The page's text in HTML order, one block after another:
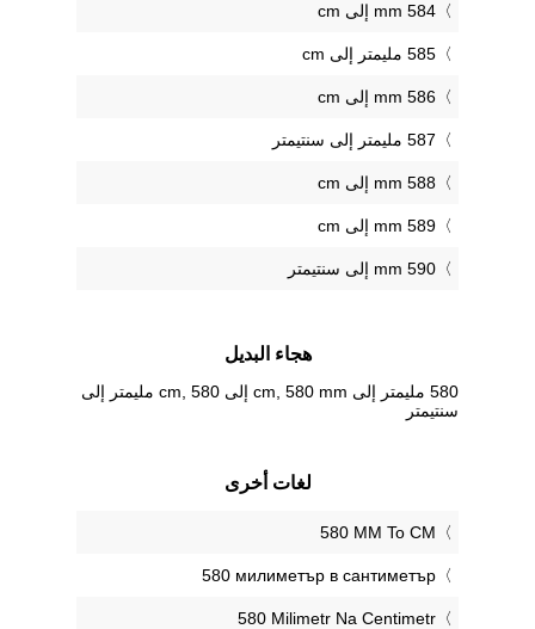
584 mm إلى cm
585 مليمتر إلى cm
586 mm إلى cm
587 مليمتر إلى سنتيمتر
588 mm إلى cm
589 mm إلى cm
590 mm إلى سنتيمتر
هجاء البديل
580 مليمتر إلى cm, 580 mm إلى cm, 580 مليمتر إلى
سنتيمتر
لغات أخرى
‎580 MM To CM
‎580 милиметър в сантиметър
‎580 Milimetr Na Centimetr